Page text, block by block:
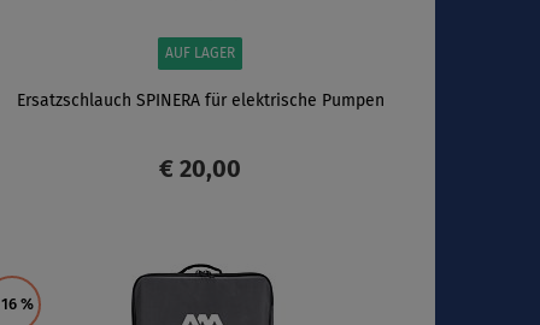
AUF LAGER
Ersatzschlauch SPINERA für elektrische Pumpen
€ 20,00
%